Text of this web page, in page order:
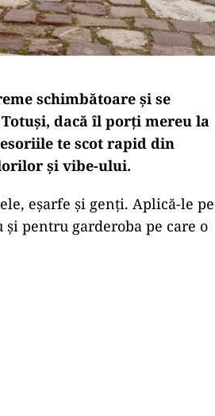
schimbătoare și se
dacă îl porți mereu la
te scot rapid din
și vibe-ului.
eșarfe și genți. Aplică-le pe
pentru garderoba pe care o